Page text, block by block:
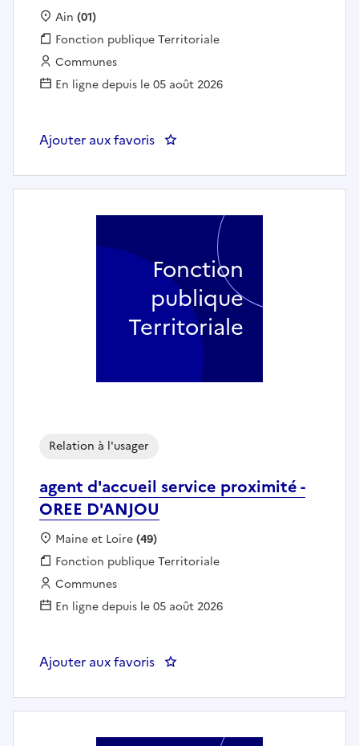
Localisation :
Ain (01)
Fonction publique :
Fonction publique Territoriale
Employeur :
Communes
En ligne depuis le 05 août 2026
Ajouter aux favoris : Placier - BOURG EN BRESSE
agent d'accueil service proximité -
OREE D'ANJOU
Relation à l'usager
Localisation :
Maine et Loire(49)
Fonction publique :
Fonction publique Territoriale
Employeur :
Communes
En ligne depuis le 05 août 2026
Ajouter aux favoris : agent d'accueil service
Fonction
publique
Territoriale